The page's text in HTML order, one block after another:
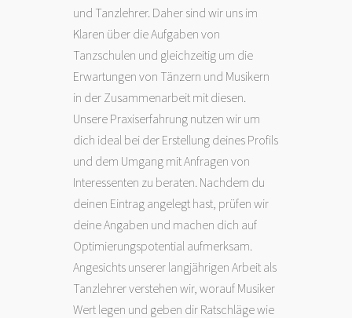
und Tanzlehrer. Daher sind wir uns im
Klaren über die Aufgaben von
Tanzschulen und gleichzeitig um die
Erwartungen von Tänzern und Musikern
in der Zusammenarbeit mit diesen.
Unsere Praxiserfahrung nutzen wir um
dich ideal bei der Erstellung deines Profils
und dem Umgang mit Anfragen von
Interessenten zu beraten. Nachdem du
deinen Eintrag angelegt hast, prüfen wir
deine Angaben und machen dich auf
Optimierungspotential aufmerksam.
Angesichts unserer langjährigen Arbeit als
Tanzlehrer verstehen wir, worauf Musiker
Wert legen und geben dir Ratschläge wie